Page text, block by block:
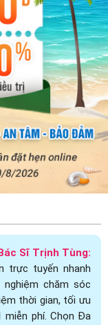
Sĩ Trịnh Tùng:
trực tuyến nhanh
chăm sóc
thời gian, tối ưu
miễn phí. Chọn Đa